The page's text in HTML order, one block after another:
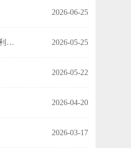
2026-06-25
智慧公路启新程 匠心筑梦谱新篇——2026年公路交通科技工作者日暨交通强国建设系列活动顺利举办 2026-05-25
2026-05-22
2026-04-20
2026-03-17